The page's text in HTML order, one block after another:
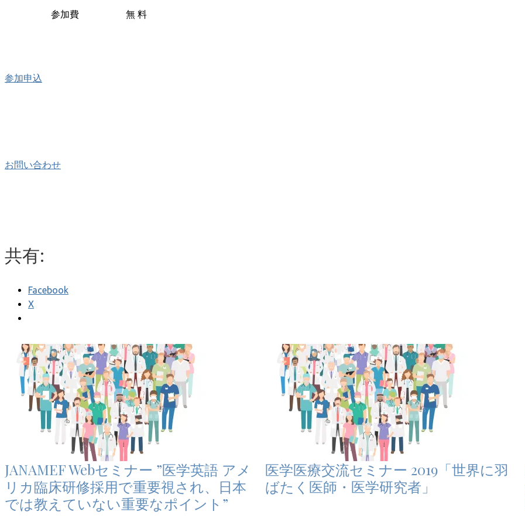
参加費 無 料
参加申込
お問い合わせ
共有:
Facebook
X
JANAMEF Webセミナー ”医学英語 アメ
リカ臨床研修採用で重要視され、日本
では教えていない重要なポイント”
医学医療交流セミナー 2019「世界に羽
ばたく医師・医学研究者」